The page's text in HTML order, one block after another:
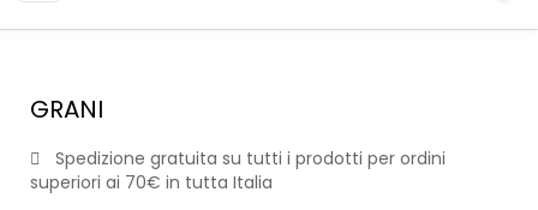
GRANI
Spedizione gratuita su tutti i prodotti per ordini
superiori ai 70€ in tutta Italia